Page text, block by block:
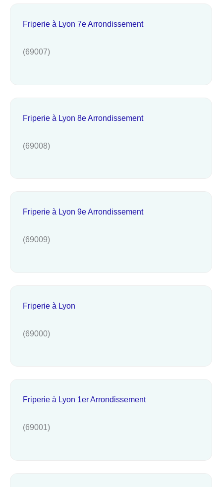
Friperie à Lyon 7e Arrondissement
(69007)
Friperie à Lyon 8e Arrondissement
(69008)
Friperie à Lyon 9e Arrondissement
(69009)
Friperie à Lyon
(69000)
Friperie à Lyon 1er Arrondissement
(69001)